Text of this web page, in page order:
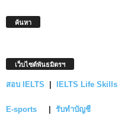
ค้นหา
เว็บไซต์พันธมิตรฯ
สอบ IELTS | IELTS Life Skills
E-sports | รับทำบัญชี